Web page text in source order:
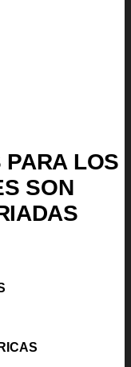
LOS
SON